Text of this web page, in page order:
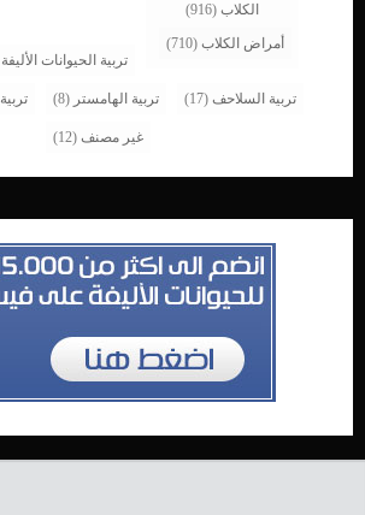
الكلاب (916)
أمراض الكلاب (710)
تربية الحيوانات
تربية السلاحف (17) تربية الهامستر (8)
غير مصنف (12)